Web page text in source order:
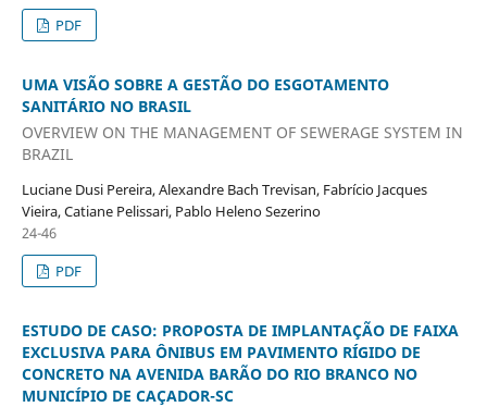
PDF
UMA VISÃO SOBRE A GESTÃO DO ESGOTAMENTO
SANITÁRIO NO BRASIL
OVERVIEW ON THE MANAGEMENT OF SEWERAGE SYSTEM IN
BRAZIL
Luciane Dusi Pereira, Alexandre Bach Trevisan, Fabrício Jacques
Vieira, Catiane Pelissari, Pablo Heleno Sezerino
24-46
PDF
ESTUDO DE CASO: PROPOSTA DE IMPLANTAÇÃO DE FAIXA
EXCLUSIVA PARA ÔNIBUS EM PAVIMENTO RÍGIDO DE
CONCRETO NA AVENIDA BARÃO DO RIO BRANCO NO
MUNICÍPIO DE CAÇADOR-SC